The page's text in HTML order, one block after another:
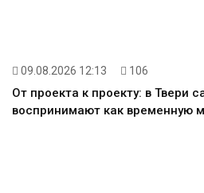
09.08.2026 12:13 106
От проекта к проекту: в Твери
воспринимают как временную